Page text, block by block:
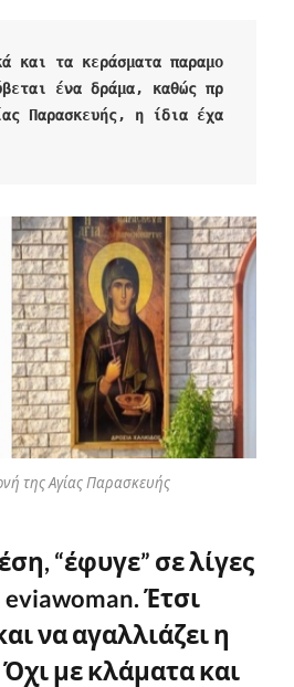
και τα κεράσματα παραμο
ένα δράμα, καθώς πρ
Παρασκευής, η ίδια έχα
της Αγίας Παρασκευής
“έφυγε” σε λίγες
Έτσι
να αγαλλιάζει η
με κλάματα και